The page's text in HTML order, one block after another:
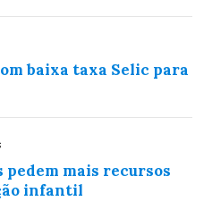
baixa taxa Selic para
pedem mais recursos
infantil